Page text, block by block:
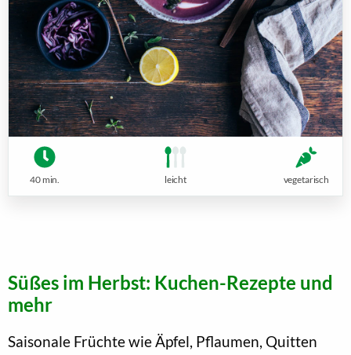
40 min. leicht vegetarisch
Süßes im Herbst: Kuchen-Rezepte und
mehr
Saisonale Früchte wie Äpfel, Pflaumen, Quitten